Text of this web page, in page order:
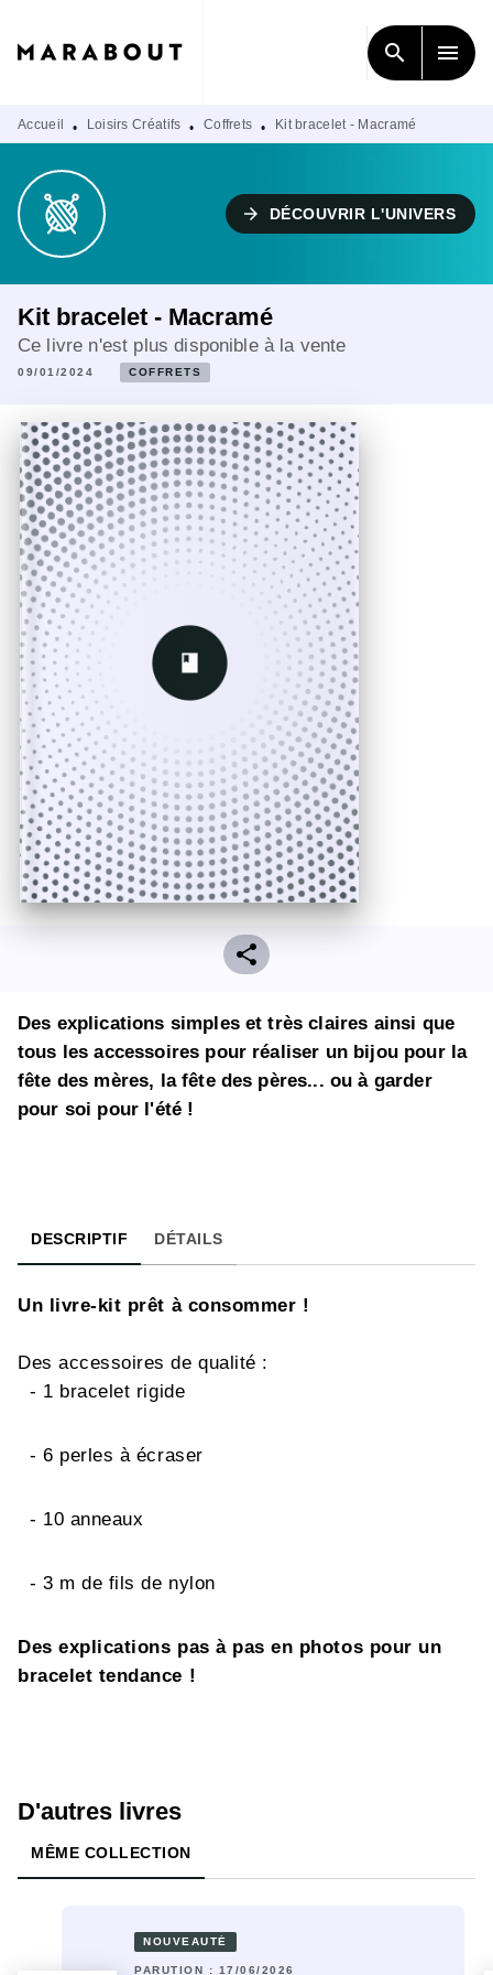
CONTENU
search menu
Accueil • Loisirs Créatifs • Coffrets • Kit bracelet - Macramé
arrow_forward DÉCOUVRIR L'UNIVERS
Kit bracelet - Macramé
Ce livre n'est plus disponible à la vente
09/01/2024 COFFRETS
Des explications simples et très claires ainsi que
tous les accessoires pour réaliser un bijou pour la
fête des mères, la fête des pères... ou à garder
pour soi pour l'été !
DESCRIPTIF DÉTAILS
Un livre-kit prêt à consommer !
Des accessoires de qualité :
- 1 bracelet rigide
- 6 perles à écraser
- 10 anneaux
- 3 m de fils de nylon
Des explications pas à pas en photos pour un
bracelet tendance !
D'autres livres
MÊME COLLECTION
NOUVEAUTÉ
PARUTION : 17/06/2026